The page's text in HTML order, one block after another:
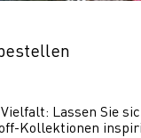
Lassen Sie
Kollektionen